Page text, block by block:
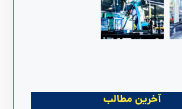
آخرین مطالب